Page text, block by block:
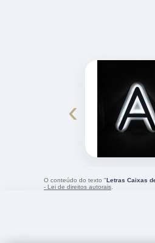
‹
O conteúdo do texto "Letras Caixas
- Lei de direitos autorais